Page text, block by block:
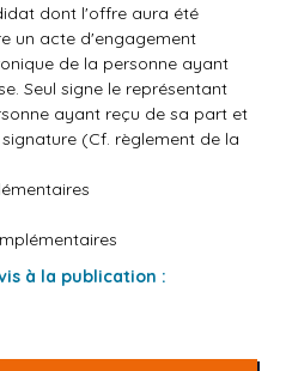
dont l'offre aura été
un acte d'engagement
de la personne ayant
Seul signe le représentant
ayant reçu de sa part et
(Cf. règlement de la
à la publication :